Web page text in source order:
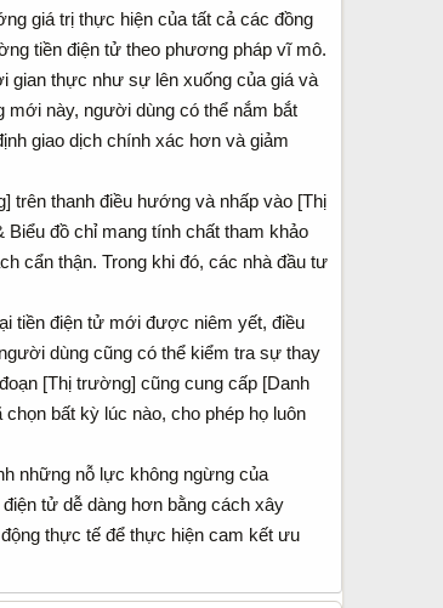
giá trị thực hiện của tất cả các đồng
tiền điện tử theo phương pháp vĩ mô.
gian thực như sự lên xuống của giá và
mới này, người dùng có thể nắm bắt
giao dịch chính xác hơn và giảm
trên thanh điều hướng và nhấp vào [Thị
đồ chỉ mang tính chất tham khảo
cẩn thận. Trong khi đó, các nhà đầu tư
tiền điện tử mới được niêm yết, điều
dùng cũng có thể kiểm tra sự thay
[Thị trường] cũng cung cấp [Danh
bất kỳ lúc nào, cho phép họ luôn
những nỗ lực không ngừng của
tử dễ dàng hơn bằng cách xây
thực tế để thực hiện cam kết ưu